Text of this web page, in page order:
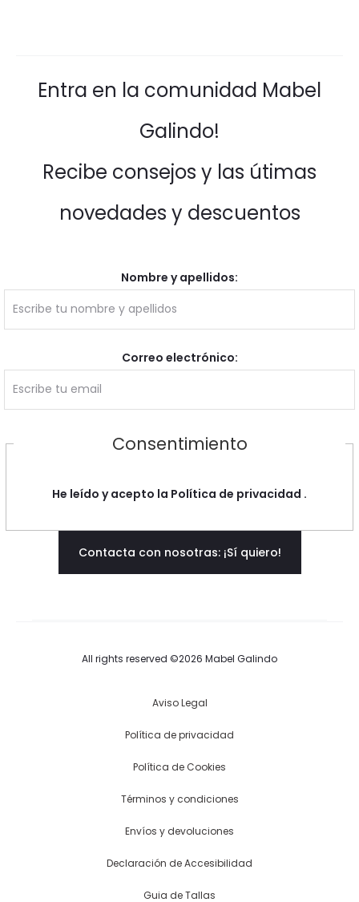
Entra en la comunidad Mabel
Galindo!
Recibe consejos y las útimas
novedades y descuentos
Nombre y apellidos:
Correo electrónico:
Consentimiento
He leído y acepto la Política de privacidad .
Contacta con nosotras: ¡Sí quiero!
All rights reserved ©2026 Mabel Galindo
Aviso Legal
Política de privacidad
Política de Cookies
Términos y condiciones
Envíos y devoluciones
Declaración de Accesibilidad
Guia de Tallas